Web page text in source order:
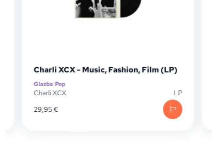
Charli XCX - Music, Fashion, Film (LP)
Glazba|Pop
Charli XCX
LP
29,95€